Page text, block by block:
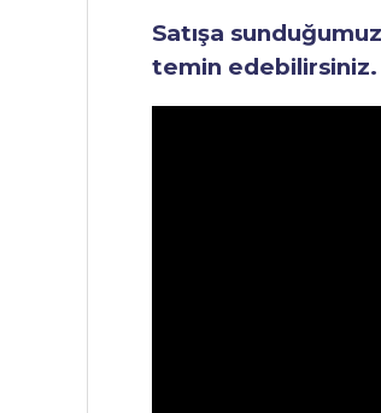
Satışa
temin edebilirsiniz.